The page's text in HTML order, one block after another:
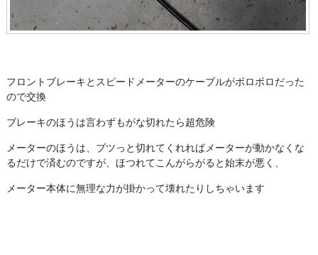
フロントブレーキとスピードメーターのケーブルがボロボロだった
ので交換
ブレーキのほうは言わずもがな切れたら超危険
メーターのほうは、ブツっと切れてくれればメーターが動かなくな
るだけで済むのですが、ほつれてこんがらがると始末が悪く、
メーター本体に無理な力が掛かって壊れたりしちゃいます